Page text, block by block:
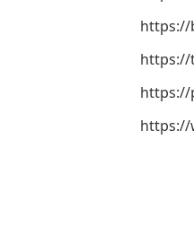
https://
https://
https://
https://